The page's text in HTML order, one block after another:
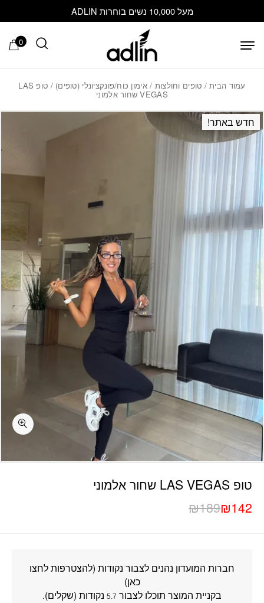
מעל 10,000 נשים בוחרות ADLIN
0
עמוד הבית/ טופים וחולצות /אימון כוח/פונקציונלי (טופים) / טופ LAS
VEGAS שחור אלמוני
טופ LAS VEGAS שחור אלמוני
₪189₪142
חברות המועדון נהנים לצבור נקודות (להצטרפות לחצו
כאן)
בקניית המוצר תוכלו לצבור 5.7 נקודות (שקלים).
חדש באתר!